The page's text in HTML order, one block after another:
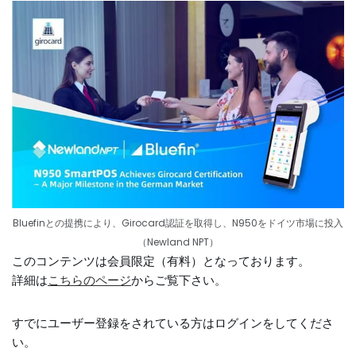
Bluefinとの提携により、Girocard認証を取得し、N950をドイツ市場に投入
（Newland NPT）
このコンテンツは会員限定（有料）となっております。
詳細はこちらのページからご覧下さい。
すでにユーザー登録をされている方はログインをしてくださ
い。